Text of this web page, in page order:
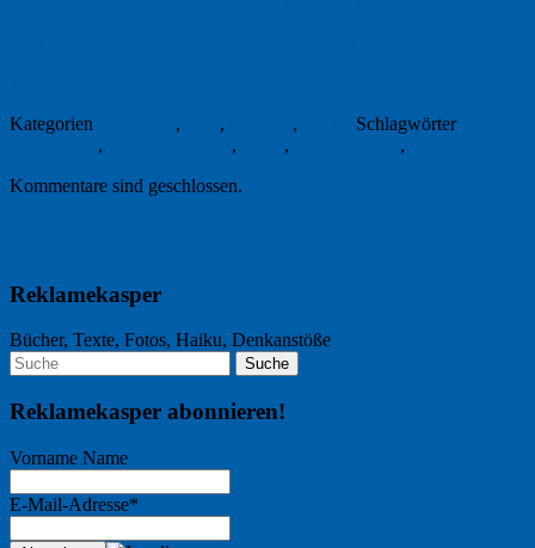
Kategorien
, , , Schlagwörter
, , , ,
Kommentare sind geschlossen.
Reklamekasper
Bücher, Texte, Fotos, Haiku, Denkanstöße
Reklamekasper abonnieren!
Vorname Name
E-Mail-Adresse*